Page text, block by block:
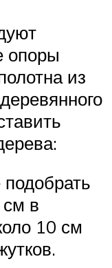
опоры
из
в
10 см